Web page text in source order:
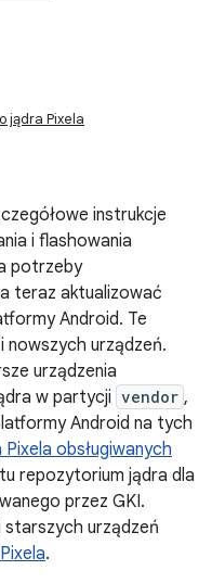
jądra Pixela
instrukcje
i flashowania
potrzeby
teraz aktualizować
Android. Te
nowszych urządzeń.
urządzenia
w partycji vendor ,
Android na tych
Pixela obsługiwanych
repozytorium jądra dla
przez GKI.
starszych urządzeń
.